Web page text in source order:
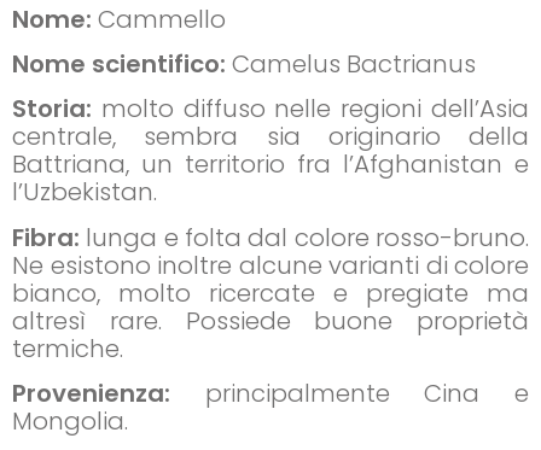
Nome: Cammello
Nome scientifico: Camelus Bactrianus
Storia: molto diffuso nelle regioni dell’Asia
centrale, sembra sia originario della
Battriana, un territorio fra l’Afghanistan e
l’Uzbekistan.
Fibra: lunga e folta dal colore rosso-bruno.
Ne esistono inoltre alcune varianti di colore
bianco, molto ricercate e pregiate ma
altresì rare. Possiede buone proprietà
termiche.
Provenienza: principalmente Cina e
Mongolia.